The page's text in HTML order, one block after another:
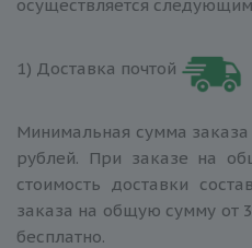
осуществляется
1) Доставка почтой
Минимальная сумма
рублей. При заказе на
стоимость доставки
заказа на общую сумму от
бесплатно.